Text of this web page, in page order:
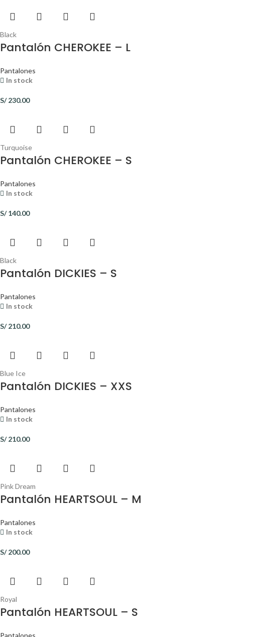
Black
Pantalón CHEROKEE – L
Pantalones
In stock
S/230.00
Turquoise
Pantalón CHEROKEE – S
Pantalones
In stock
S/140.00
Black
Pantalón DICKIES – S
Pantalones
In stock
S/210.00
Blue Ice
Pantalón DICKIES – XXS
Pantalones
In stock
S/210.00
Pink Dream
Pantalón HEARTSOUL – M
Pantalones
In stock
S/200.00
Royal
Pantalón HEARTSOUL – S
Pantalones